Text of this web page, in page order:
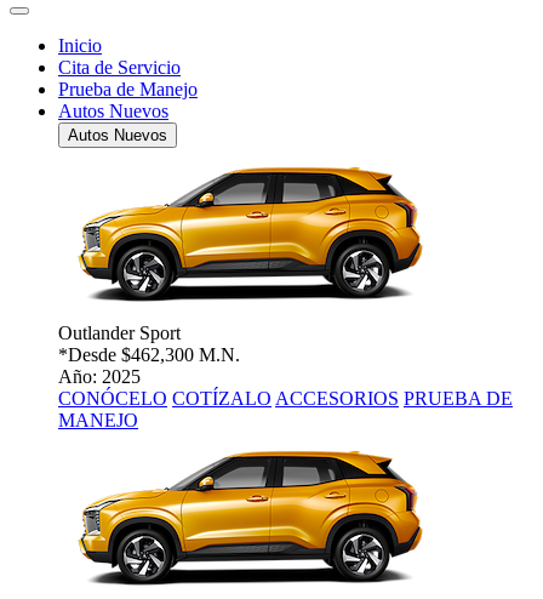
Inicio
Cita de Servicio
Prueba de Manejo
Autos Nuevos
Autos Nuevos
Outlander Sport
*Desde $462,300 M.N.
Año: 2025
CONÓCELO COTÍZALO ACCESORIOS PRUEBA DE
MANEJO